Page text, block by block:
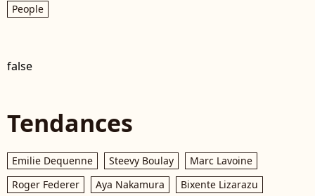
People
false
Tendances
Emilie Dequenne Steevy Boulay
Marc Lavoine
Roger Federer
Aya Nakamura
Bixente Lizarazu